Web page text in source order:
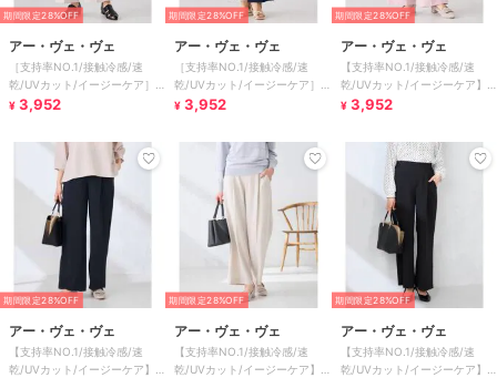
期間限定28%OFF
アー・ヴェ・ヴェ
［支持率NO.1/接触冷感/速
乾/UVカット/イージーケア］
スッキリ見えストレートパンツ
¥ 3,952
期間限定28%OFF
アー・ヴェ・ヴェ
［支持率NO.1/接触冷感/速
乾/UVカット/イージーケア］
スッキリ見えストレートパンツ
¥ 3,952
期間限定28%OFF
アー・ヴェ・ヴェ
【支持率NO.1/接触冷感/速
乾/UVカット/イージーケア】
スッキリ見えワイドパンツ
¥ 3,952
期間限定28%OFF
アー・ヴェ・ヴェ
【支持率NO.1/接触冷感/速
乾/UVカット/イージーケア】
期間限定28%OFF
アー・ヴェ・ヴェ
【支持率NO.1/接触冷感/速
乾/UVカット/イージーケア】
期間限定28%OFF
アー・ヴェ・ヴェ
【支持率NO.1/接触冷感/速
乾/UVカット/イージーケア】